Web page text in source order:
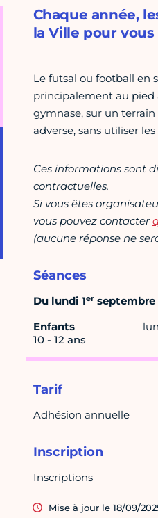
Chaque année,
la Ville pour
Le futsal ou football en
principalement au pied
gymnase, sur un
adverse, sans utiliser
Ces informations sont
contractuelles.
Si vous êtes
vous pouvez contacter
(aucune réponse ne
Séances
Du lundi 1erseptembre
Enfants
10 - 12 ans
Tarif
Adhésion annuelle
Inscription
Inscriptions
Mise à jour le 18/09/